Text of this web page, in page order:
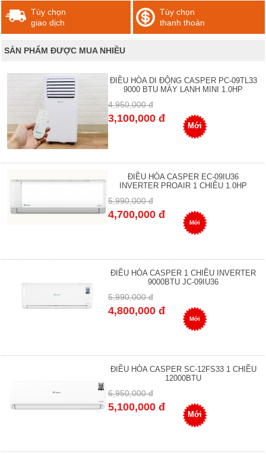
Tùy chọn
giao dịch
Tùy chọn
thanh thoán
SẢN PHẨM ĐƯỢC MUA NHIỀU
ĐIỀU HÒA DI ĐỘNG CASPER PC-09TL33
9000 BTU MÁY LẠNH MINI 1.0HP
4,950,000 đ
3,100,000 đ
Mới
ĐIỀU HÒA CASPER EC-09IU36
INVERTER PROAIR 1 CHIỀU 1.0HP
5,990,000 đ
4,700,000 đ
Mới
ĐIỀU HÒA CASPER 1 CHIỀU INVERTER
9000BTU JC-09IU36
5,990,000 đ
4,800,000 đ
Mới
ĐIỀU HÒA CASPER SC-12FS33 1 CHIỀU
12000BTU
6,950,000 đ
5,100,000 đ
Mới